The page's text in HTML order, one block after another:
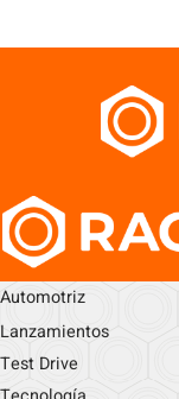
Automotriz
Lanzamientos
Test Drive